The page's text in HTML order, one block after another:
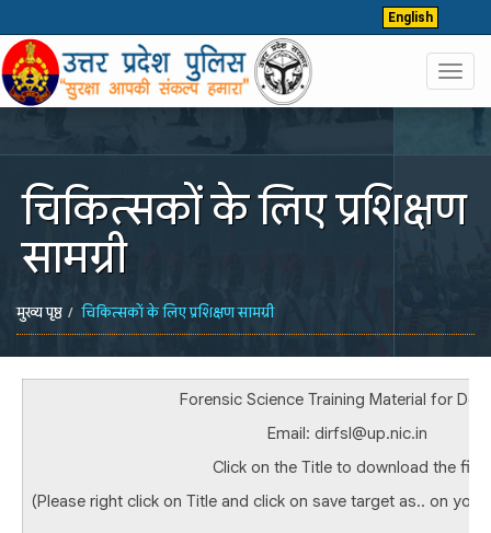
English
चिकित्सकों के लिए प्रशिक्षण
सामग्री
मुख्य पृष्ठ चिकित्सकों के लिए प्रशिक्षण सामग्री
Forensic Science Training Material for
Email: dirfsl@up.nic.in
Click on the Title to download the file
(Please right click on Title and click on save target as.. on